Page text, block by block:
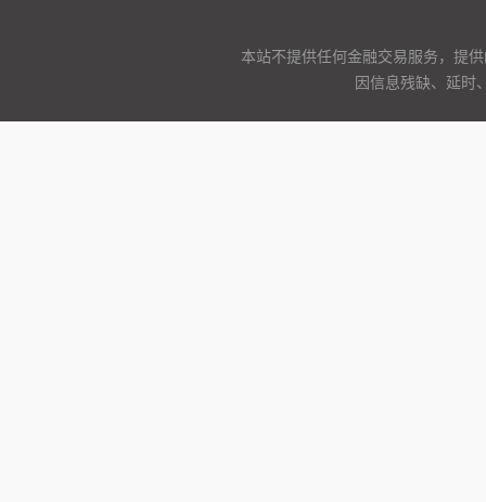
本站不提供任何金融交易服务，提
因信息残缺、延时